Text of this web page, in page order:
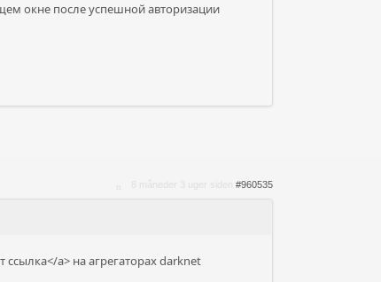
окне после успешной авторизации
#960535
a> на агрегаторах darknet